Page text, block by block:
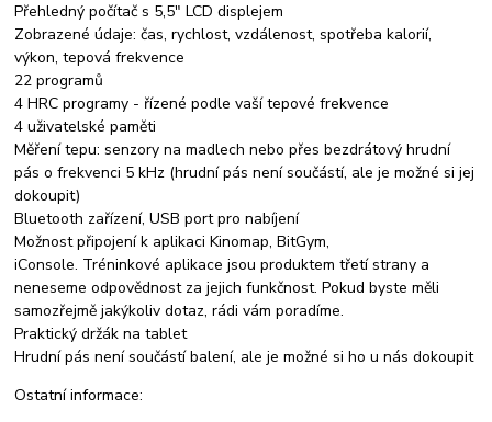
Přehledný počítač s 5,5" LCD displejem
Zobrazené údaje: čas, rychlost, vzdálenost, spotřeba kalorií,
výkon, tepová frekvence
22 programů
4 HRC programy - řízené podle vaší tepové frekvence
4 uživatelské paměti
Měření tepu: senzory na madlech nebo přes bezdrátový hrudní
pás o frekvenci 5 kHz (hrudní pás není součástí, ale je možné si jej
dokoupit)
Bluetooth zařízení, USB port pro nabíjení
Možnost připojení k aplikaci Kinomap, BitGym,
iConsole. Tréninkové aplikace jsou produktem třetí strany a
neneseme odpovědnost za jejich funkčnost. Pokud byste měli
samozřejmě jakýkoliv dotaz, rádi vám poradíme.
Praktický držák na tablet
Hrudní pás není součástí balení, ale je možné si ho u nás dokoupit
Ostatní informace: